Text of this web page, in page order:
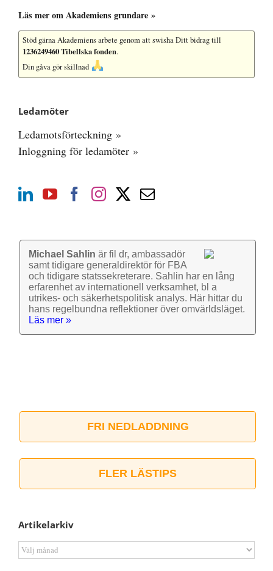
Läs mer om Akademiens grundare »
Stöd gärna Akademiens arbete genom att swisha Ditt bidrag till
1236249460 Tibellska fonden.
Din gåva gör skillnad
Ledamöter
Ledamotsförteckning »
Inloggning för ledamöter »
Michael Sahlin är fil dr, ambassadör
samt tidigare general­direktör för FBA
och tidigare stats­sekre­terare. Sahlin har en lång
erfarenhet av inter­nationell verk­samhet, bl a
utrikes- och säkerhets­politisk analys. Här hittar du
hans regel­bundna reflek­tioner över omvärlds­läget.
Läs mer »
FRI NEDLADDNING
FLER LÄSTIPS
Artikelarkiv
Artikelarkiv